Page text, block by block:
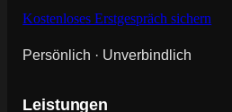
Kostenloses Erstgespräch sichern
Persönlich · Unverbindlich
Leistungen